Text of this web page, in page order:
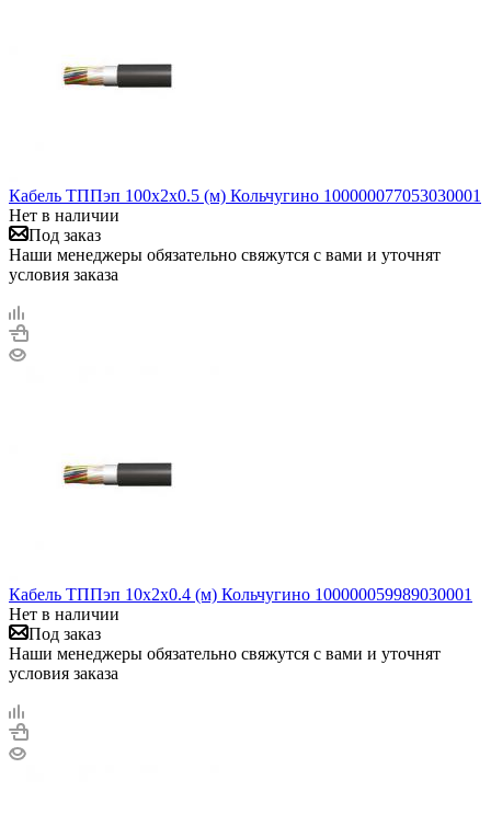
Кабель ТППэп 100х2х0.5 (м) Кольчугино 100000077053030001
Нет в наличии
Под заказ
Наши менеджеры обязательно свяжутся с вами и уточнят
условия заказа
Кабель ТППэп 10х2х0.4 (м) Кольчугино 100000059989030001
Нет в наличии
Под заказ
Наши менеджеры обязательно свяжутся с вами и уточнят
условия заказа